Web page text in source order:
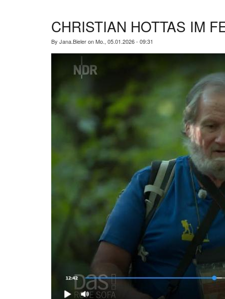
CHRISTIAN HOTTAS IM
By Jana.BieleronMo., 05.01.2026 - 09:31